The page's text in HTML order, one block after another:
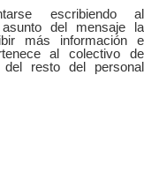
escribiendo al
del mensaje la
más información e
al colectivo de
resto del personal